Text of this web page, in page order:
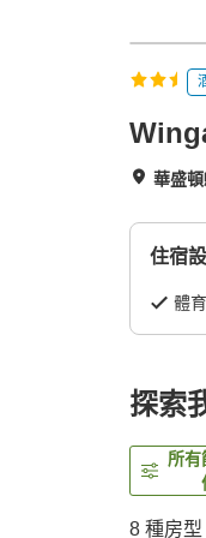
華盛
住宿
體
探索
所有
8 種房型